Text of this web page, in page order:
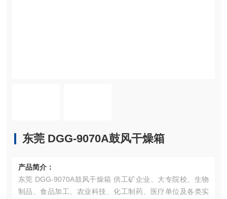
东莞 DGG-9070A鼓风干燥箱
产品简介：
东莞 DGG-9070A鼓风干燥箱 供工矿企业、大专院校、生物
制品、食品加工、农业科技、化工制药、医疗单位及各类实